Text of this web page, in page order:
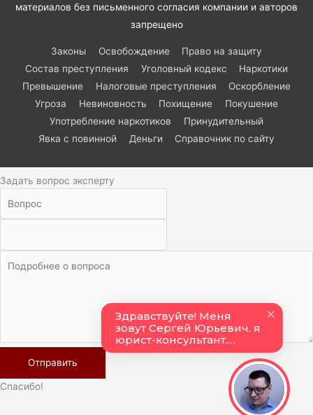
материалов без письменного согласия компании и авторов
запрещено
Законы Освобождение
Право на защиту
Состав преступления
Уголовный кодекс
Наркотики
Превышение
Налоговые преступления
Оскорбление
Угроза
Невиновность Похищение
Покушение
Употребление наркотиков
Принудительный
Явка с повинной
Деньги Справочник по сайту
Задать вопрос эксперту
Спасибо!